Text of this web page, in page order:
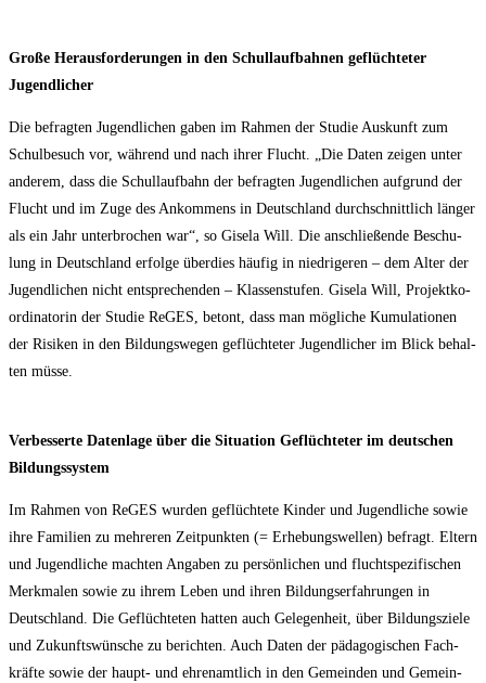
Gro­ße Her­aus­for­de­run­gen in den Schul­lauf­bah­nen geflüch­te­ter
Jugendlicher
Die befrag­ten Jugend­li­chen gaben im Rah­men der Stu­die Aus­kunft zum
Schul­be­such vor, wäh­rend und nach ihrer Flucht. „Die Daten zei­gen unter
ande­rem, dass die Schul­lauf­bahn der befrag­ten Jugend­li­chen auf­grund der
Flucht und im Zuge des Ankom­mens in Deutsch­land durch­schnitt­lich län­ger
als ein Jahr unter­bro­chen war“, so Gise­la Will. Die anschlie­ßen­de Beschu­
lung in Deutsch­land erfol­ge über­dies häu­fig in nied­ri­ge­ren – dem Alter der
Jugend­li­chen nicht ent­spre­chen­den – Klas­sen­stu­fen. Gise­la Will, Pro­jekt­ko­
or­di­na­to­rin der Stu­die ReGES, betont, dass man mög­li­che Kumu­la­tio­nen
der Risi­ken in den Bil­dungs­we­gen geflüch­te­ter Jugend­li­cher im Blick behal­
ten müsse.
Ver­bes­ser­te Daten­la­ge über die Situa­ti­on Geflüch­te­ter im deut­schen
Bildungssystem
Im Rah­men von ReGES wur­den geflüch­te­te Kin­der und Jugend­li­che sowie
ihre Fami­li­en zu meh­re­ren Zeit­punk­ten (= Erhe­bungs­wel­len) befragt. Eltern
und Jugend­li­che mach­ten Anga­ben zu per­sön­li­chen und flucht­spe­zi­fi­schen
Merk­ma­len sowie zu ihrem Leben und ihren Bil­dungs­er­fah­run­gen in
Deutsch­land. Die Geflüch­te­ten hat­ten auch Gele­gen­heit, über Bil­dungs­zie­le
und Zukunfts­wün­sche zu berich­ten. Auch Daten der päd­ago­gi­schen Fach­
kräf­te sowie der haupt- und ehren­amt­lich in den Gemein­den und Gemein­